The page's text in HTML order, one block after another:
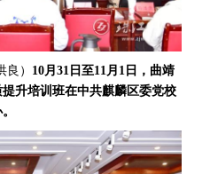
） 10月31日至11月1日，曲靖
升培训班在中共麒麟区委党校